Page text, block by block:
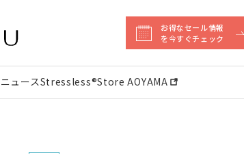
お得なセール情報
を今すぐチェック
ニュースStressless®︎Store AOYAMA